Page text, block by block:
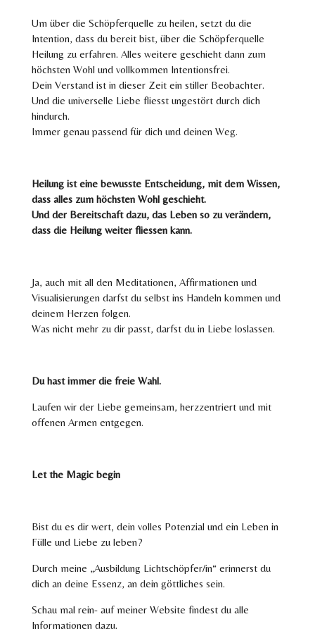
Um über die Schöpferquelle zu heilen, setzt du die
Intention, dass du bereit bist, über die Schöpferquelle
Heilung zu erfahren. Alles weitere geschieht dann zum
höchsten Wohl und vollkommen Intentionsfrei.
Dein Verstand ist in dieser Zeit ein stiller Beobachter.
Und die universelle Liebe fliesst ungestört durch dich
hindurch.
Immer genau passend für dich und deinen Weg.
Heilung ist eine bewusste Entscheidung, mit dem Wissen,
dass alles zum höchsten Wohl geschieht.
Und der Bereitschaft dazu, das Leben so zu verändern,
dass die Heilung weiter fliessen kann.
Ja, auch mit all den Meditationen, Affirmationen und
Visualisierungen darfst du selbst ins Handeln kommen und
deinem Herzen folgen.
Was nicht mehr zu dir passt, darfst du in Liebe loslassen.
Du hast immer die freie Wahl.
Laufen wir der Liebe gemeinsam, herzzentriert und mit
offenen Armen entgegen.
Let the Magic begin
Bist du es dir wert, dein volles Potenzial und ein Leben in
Fülle und Liebe zu leben?
Durch meine „Ausbildung Lichtschöpfer/in“ erinnerst du
dich an deine Essenz, an dein göttliches sein.
Schau mal rein- auf meiner Website findest du alle
Informationen dazu.